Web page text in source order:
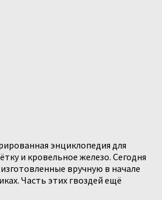
энциклопедия для
и кровельное железо. Сегодня
вручную в начале
Часть этих гвоздей ещё